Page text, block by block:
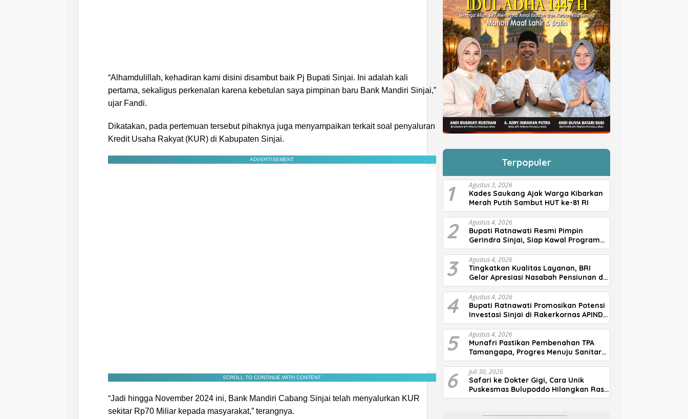
“Alhamdulillah, kehadiran kami disini disambut baik Pj Bupati Sinjai. Ini adalah kali
pertama, sekaligus perkenalan karena kebetulan saya pimpinan baru Bank Mandiri Sinjai,”
ujar Fandi.
Dikatakan, pada pertemuan tersebut pihaknya juga menyampaikan terkait soal penyaluran
Kredit Usaha Rakyat (KUR) di Kabupaten Sinjai.
ADVERTISEMENT
SCROLL TO CONTINUE WITH CONTENT
“Jadi hingga November 2024 ini, Bank Mandiri Cabang Sinjai telah menyalurkan KUR
sekitar Rp70 Miliar kepada masyarakat,” terangnya.
Terpopuler
1 Agustus 3, 2026
Kades Saukang Ajak Warga Kibarkan
Merah Putih Sambut HUT ke-81 RI
2 Agustus 4, 2026
Bupati Ratnawati Resmi Pimpin
Gerindra Sinjai, Siap Kawal Program
Prabowo
3 Agustus 4, 2026
Tingkatkan Kualitas Layanan, BRI
Gelar Apresiasi Nasabah Pensiunan di
Parepare
4 Agustus 4, 2026
Bupati Ratnawati Promosikan Potensi
Investasi Sinjai di Rakerkornas APINDO
2026
5 Agustus 4, 2026
Munafri Pastikan Pembenahan TPA
Tamangapa, Progres Menuju Sanitary
Landfill Capai 93 Persen
6 Juli 30, 2026
Safari ke Dokter Gigi, Cara Unik
Puskesmas Bulupoddo Hilangkan Rasa
Takut Anak